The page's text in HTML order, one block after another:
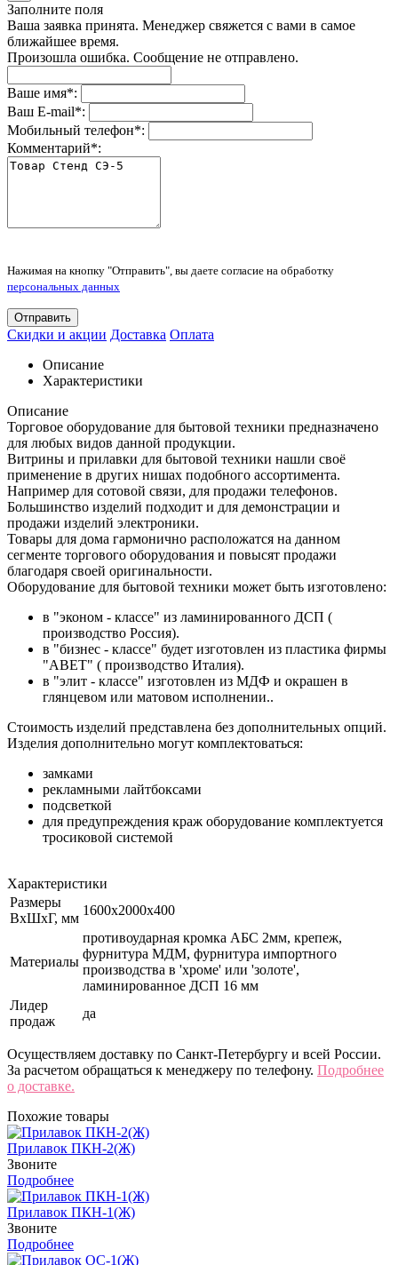
Заполните поля
Ваша заявка принята. Менеджер свяжется с вами в самое
ближайшее время.
Произошла ошибка. Сообщение не отправлено.
Ваше имя*:
Ваш E-mail*:
Мобильный телефон*:
Комментарий*:
Нажимая на кнопку "Отправить", вы даете согласие на обработку
персональных данных
Отправить
Скидки и акции Доставка Оплата
Описание
Характеристики
Описание
Торговое оборудование для бытовой техники предназначено
для любых видов данной продукции.
Витрины и прилавки для бытовой техники нашли своё
применение в других нишах подобного ассортимента.
Например для сотовой связи, для продажи телефонов.
Большинство изделий подходит и для демонстрации и
продажи изделий электроники.
Товары для дома гармонично расположатся на данном
сегменте торгового оборудования и повысят продажи
благодаря своей оригинальности.
Оборудование для бытовой техники может быть изготовлено:
в "эконом - классе" из ламинированного ДСП (
производство Россия).
в "бизнес - классе" будет изготовлен из пластика фирмы
"АВET" ( производство Италия).
в "элит - классе" изготовлен из МДФ и окрашен в
глянцевом или матовом исполнении..
Стоимость изделий представлена без дополнительных опций.
Изделия дополнительно могут комплектоваться:
замками
рекламными лайтбоксами
подсветкой
для предупреждения краж оборудование комплектуется
тросиковой системой
Характеристики
Размеры
ВхШхГ, мм
1600х2000х400
Материалы
противоударная кромка АБС 2мм, крепеж,
фурнитура МДМ, фурнитура импортного
производства в 'хроме' или 'золоте',
ламинированное ДСП 16 мм
Лидер
продаж
да
Осуществляем доставку по Санкт-Петербургу и всей России.
За расчетом обращаться к менеджеру по телефону. Подробнее
о доставке.
Похожие товары
Прилавок ПКН-2(Ж)
Звоните
Подробнее
Прилавок ПКН-1(Ж)
Звоните
Подробнее